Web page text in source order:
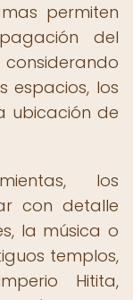
permiten
del
espacios, los
ubicación de
los
con detalle
la música o
templos,
Hitita,